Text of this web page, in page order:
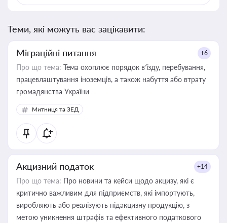
Теми, які можуть вас зацікавити:
Міграційні питання +6
Про що тема: Тема охоплює порядок в’їзду, перебування,
працевлаштування іноземців, а також набуття або втрату
громадянства України
Митниця та ЗЕД
Акцизний податок +14
Про що тема: Про новини та кейси щодо акцизу, які є
критично важливим для підприємств, які імпортують,
виробляють або реалізують підакцизну продукцію, з
метою уникнення штрафів та ефективного податкового